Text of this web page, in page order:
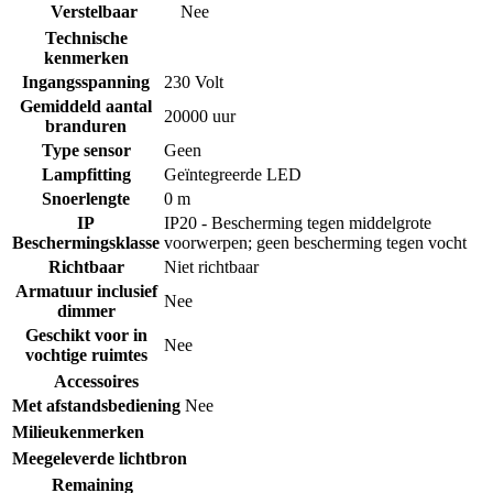
Verstelbaar
Nee
Technische
kenmerken
Ingangsspanning
230 Volt
Gemiddeld aantal
branduren
20000 uur
Type sensor
Geen
Lampfitting
Geïntegreerde LED
Snoerlengte
0 m
IP
Beschermingsklasse
IP20 - Bescherming tegen middelgrote
voorwerpen; geen bescherming tegen vocht
Richtbaar
Niet richtbaar
Armatuur inclusief
dimmer
Nee
Geschikt voor in
vochtige ruimtes
Nee
Accessoires
Met afstandsbediening Nee
Milieukenmerken
Meegeleverde lichtbron
Remaining